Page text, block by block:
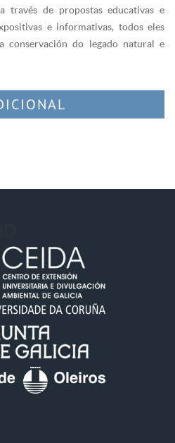
través de propostas educativas e
e informativas, todos eles
conservación do legado natural e